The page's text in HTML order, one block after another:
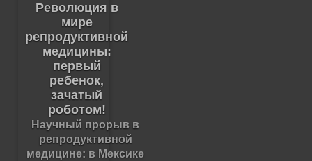
Революция в
мире
репродуктивной
медицины:
первый
ребенок,
зачатый
роботом!
Научный прорыв в
репродуктивной
медицине: в Мексике